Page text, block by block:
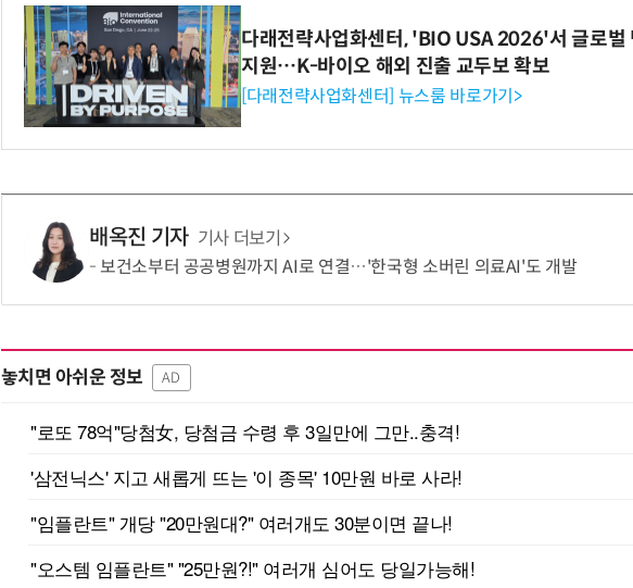
다래전략사업화센터, 'BIO USA 2026'서 글로벌
지원…K-바이오 해외 진출 교두보 확보
[다래전략사업화센터] 뉴스룸 바로가기>
배옥진 기자 기사 더보기
보건소부터 공공병원까지 AI로 연결…'한국형 소버린 의료AI'도 개발
놓치면 아쉬운 정보 AD